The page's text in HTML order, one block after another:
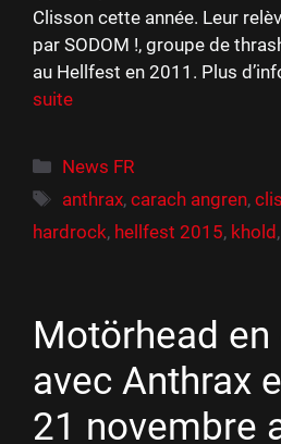
Clisson cette année. Leur
par SODOM !, groupe de
au Hellfest en 2011. Plus
suite
Catégories
News FR
Étiquettes
anthrax,carach angren,
hardrock, hellfest 2015, khold,
Motörhead
avec Anthrax
21 novembre